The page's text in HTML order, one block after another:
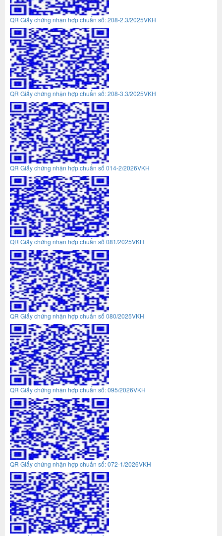
QR Giấy chứng nhận hợp chuẩn số: 208-2.3/2025VKH
QR Giấy chứng nhận hợp chuẩn số: 208-3.3/2025VKH
QR Giấy chứng nhận hợp chuẩn số 014-2/2026VKH
QR Giấy chứng nhận hợp chuẩn số 081/2025VKH
QR Giấy chứng nhận hợp chuẩn số 080/2025VKH
QR Giấy chứng nhận hợp chuẩn số: 095/2026VKH
QR Giấy chứng nhận hợp chuẩn số: 072-1/2026VKH